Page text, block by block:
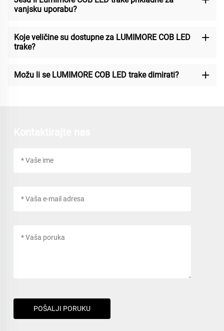
vanjsku uporabu?
Koje veličine su dostupne za LUMIMORE COB LED
trake?
Možu li se LUMIMORE COB LED trake dimirati?
POŠALJI PORUKU